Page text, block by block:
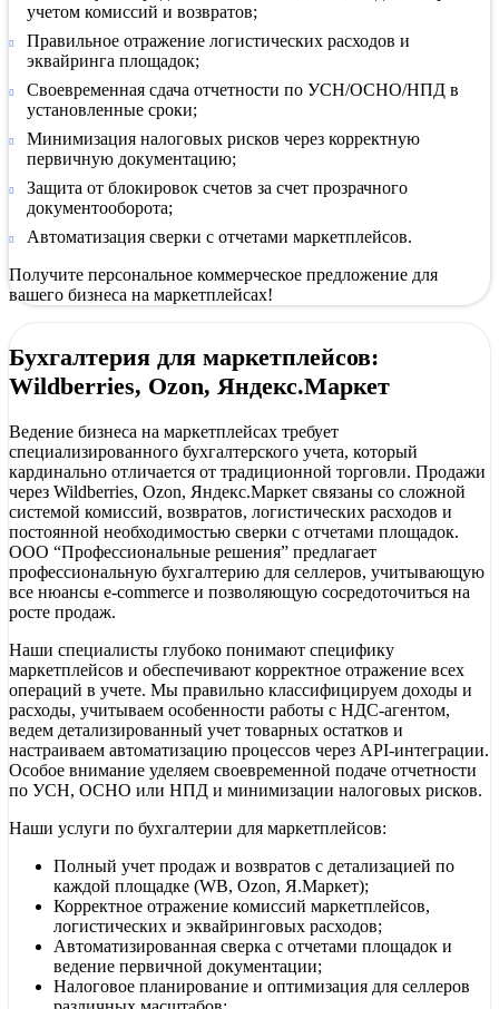
учетом комиссий и возвратов;
Правильное отражение логистических расходов и
эквайринга площадок;
Своевременная сдача отчетности по УСН/ОСНО/НПД в
установленные сроки;
Минимизация налоговых рисков через корректную
первичную документацию;
Защита от блокировок счетов за счет прозрачного
документооборота;
Автоматизация сверки с отчетами маркетплейсов.
Получите персональное коммерческое предложение для
вашего бизнеса на маркетплейсах!
Профессиональная бухгалтерия для селлеров на Wildberries,
Правильный расчет налогов с учетом всех комиссий
Полный пакет первичных документов по каждой
Управленческие отчеты по рентабельности товаров
Что входит в бухгалтерское сопровождение:
Обработка продаж: Загружаем финансовые отчёты с
Расчёт налогов: Правильно определяем налоговую
Подготовка деклараций: Формируем и сдаём всю
Документооборот: Собираем акты, УПД и счета-фактуры
Кадры и зарплата: Начисляем выплаты сотрудникам,
Сверка взаиморасчетов: Ежемесячно проверяем
ВЭД-поддержка: Помогаем оформлять импорт товаров
Консультации: Подсказываем, как оптимизировать
В чём сложность работы с маркетплейсами
Временные разрывы. Товар отгружен сегодня, а деньги
Плавающие комиссии. Вознаграждение маркетплейса
Объемные отчеты. Тысячи строк реализации
Кому подходит наш сервис?
Начинающим селлерам (ИП): Только вышли на
Малому бизнесу (ООО/ИП): Оборот до 20 млн/мес?
Средним компаниям: Нужна управленческая аналитика,
Часто задаваемые вопросы
Бухгалтерия для маркетплейсов:
Wildberries, Ozon, Яндекс.Маркет
Ведение бизнеса на маркетплейсах требует
специализированного бухгалтерского учета, который
кардинально отличается от традиционной торговли. Продажи
через Wildberries, Ozon, Яндекс.Маркет связаны со сложной
системой комиссий, возвратов, логистических расходов и
постоянной необходимостью сверки с отчетами площадок.
ООО “Профессиональные решения” предлагает
профессиональную бухгалтерию для селлеров, учитывающую
все нюансы e-commerce и позволяющую сосредоточиться на
росте продаж.
Наши специалисты глубоко понимают специфику
маркетплейсов и обеспечивают корректное отражение всех
операций в учете. Мы правильно классифицируем доходы и
расходы, учитываем особенности работы с НДС-агентом,
ведем детализированный учет товарных остатков и
настраиваем автоматизацию процессов через API-интеграции.
Особое внимание уделяем своевременной подаче отчетности
по УСН, ОСНО или НПД и минимизации налоговых рисков.
Наши услуги по бухгалтерии для маркетплейсов:
Полный учет продаж и возвратов с детализацией по
каждой площадке (WB, Ozon, Я.Маркет);
Корректное отражение комиссий маркетплейсов,
логистических и эквайринговых расходов;
Автоматизированная сверка с отчетами площадок и
ведение первичной документации;
Налоговое планирование и оптимизация для селлеров